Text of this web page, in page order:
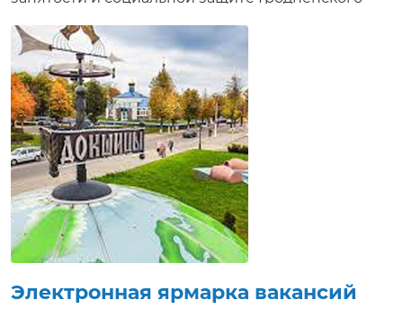
вакансий, в том числе для учащейся молодежи.
Соискателям работ будет предложено
ознакомиться с вакансиями, предлагаемыми
нанимателями, условиями труда, а также задать
интересующие вопросы, направить резюме,
получить электронную консультацию,
приглашение на собеседование в режиме
реального времени. Электронная ярмарка
вакансий доступна на сайте http://e-vacancy.by.
Данная электронная услуга предлагается всем
жителям республики и значительно сокращает
Электронная ярмарка вакансий